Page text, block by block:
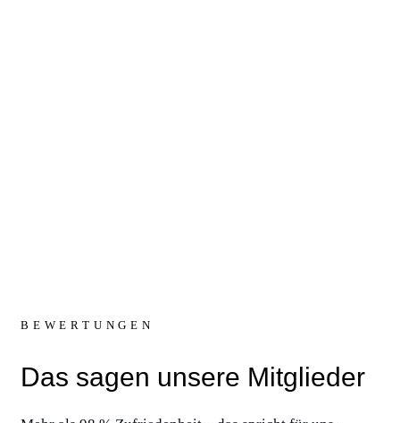
BEWERTUNGEN
Das sagen unsere Mitglieder